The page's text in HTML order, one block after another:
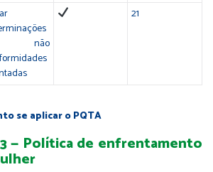
não
21
se aplicar o PQTA
— Política de enfrentamento